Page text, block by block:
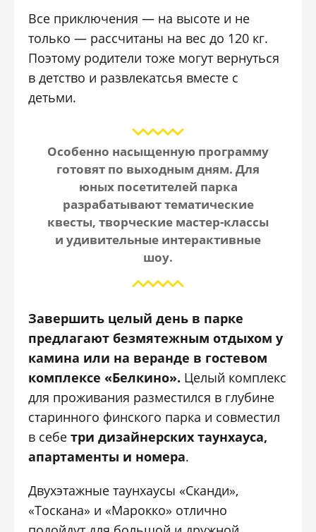
Все приключения — на высоте и не
только — рассчитаны на вес до 120 кг.
Поэтому родители тоже могут вернуться
в детство и развлекатсья вместе с
детьми.
Особенно насыщенную программу
готовят по выходным дням. Для
юных посетителей парка
разрабатывают тематические
квесты, творческие мастер-классы
и удивительные интерактивные
шоу.
Завершить целый день в парке
предлагают безмятежным отдыхом у
камина или на веранде в гостевом
комплексе «Белкино». Целый комплекс
для проживания разместился в глубине
старинного финского парка и совместил
в себе три дизайнерских таунхауса,
апартаменты и номера.
Двухэтажные таунхаусы «Сканди»,
«Тоскана» и «Марокко» отлично